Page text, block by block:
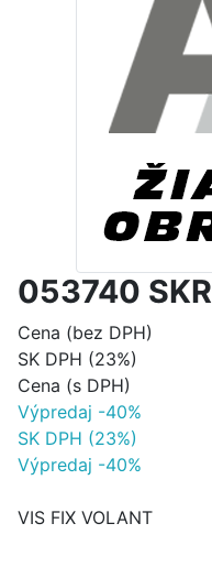
053740
Cena (bez DPH)
SK DPH (23%)
Cena (s DPH)
Výpredaj -40%
SK DPH (23%)
Výpredaj -40%
VIS FIX VOLANT